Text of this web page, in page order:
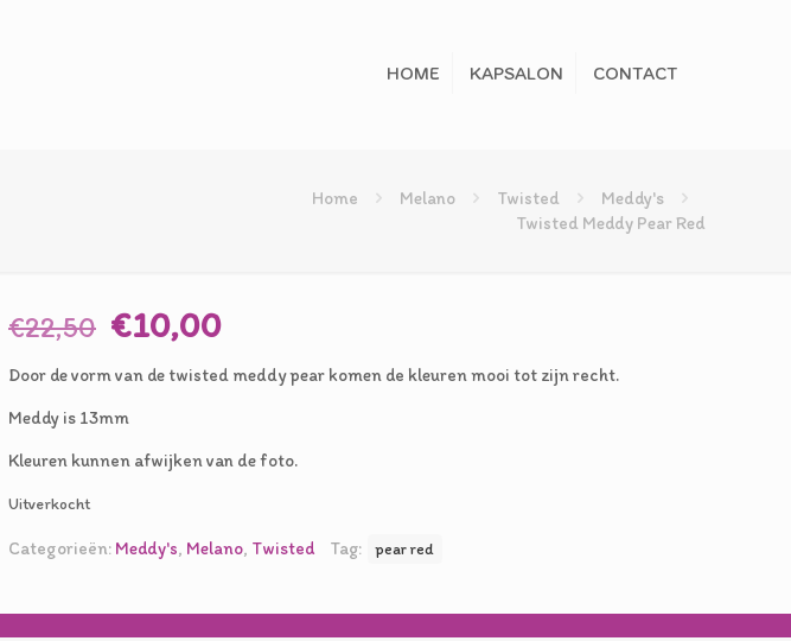
HOME KAPSALON CONTACT
Home Melano Twisted
Meddy's
Twisted Meddy Pear Red
€22,50 Oorspronkelijke
prijs
was:
€22,50.
€10,00Huidige
prijs
is:
Door de vorm van de twisted meddy pear komen de kleuren mooi tot zijn recht.
Meddy is 13mm
Kleuren kunnen afwijken van de foto.
Uitverkocht
Categorieën: Meddy's, Melano, Twisted Tag: pear red